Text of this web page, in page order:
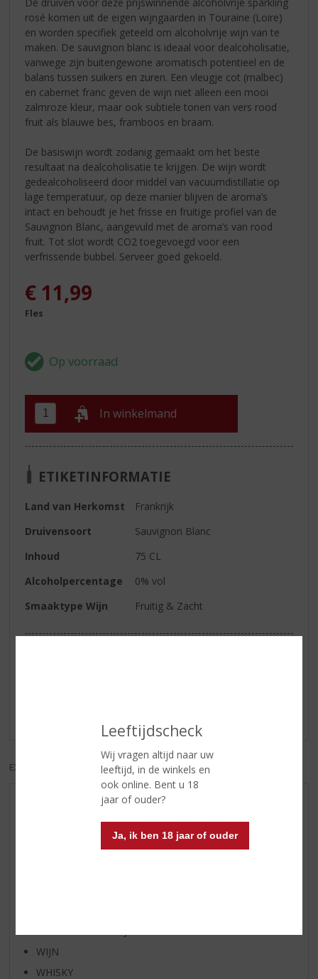
Leeftijdscheck
Wij vragen altijd naar uw
leeftijd, in de winkels en
ook online. Bent u 18
jaar of ouder?
Ja, ik ben 18 jaar of ouder
rosé komen uit de eigen wijngaarden in Touraine (Loire)
en worden specifiek geteeld om alcoholvrije wijn van te
maken. De sauvignon blanc is ideaal voor dealcoholisatie,
vanwege zijn buitengewone aromatisch potentieel en de
balans tussen suikers en zuren. Een vleugje cot (malbec)
en cabernet franc geven de wijn niet alleen een mooi
zalmroze kleur, maar ook subtiele tonen van vers rood
fruit als blauwe bes, framboos en braam.
De basiswijn wordt zodanig gemaakt om het beste
resultaat na dealcoholisatie te krijgen. De wijn wordt
gedealcoholiseerd door middel van vacuümdistillatie op
lage temperatuur, op deze manier blijven de aroma’s
intact en behoudt je het frisse en fruitige profiel van de
Sauvignon Blanc, aangevuld met de aroma’s van rood
fruit. Tot slot wordt CO2 toegevoegd voor een
verfrissende bubbel. Serveer goed gekoeld.
€ 11,99
Fles
In winkelmand
ETIKETINFORMATIE
Land van Herkomst
Frankrijk
Druivensoort
Sauvignon Blanc
Inhoud
75 CL
Alcoholpercentage
0% vol
Smaaktype Wijn
Fruitig & Zacht
EXCL. BTW INCL. BTW
AANBIEDINGEN
WHISKY VAN DE MAAND
WIJN
WHISKY